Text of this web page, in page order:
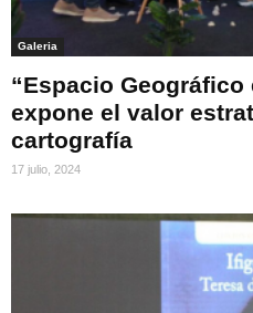
Galeria
“Espacio Geográfico
expone el valor
cartografía
17 julio, 2024